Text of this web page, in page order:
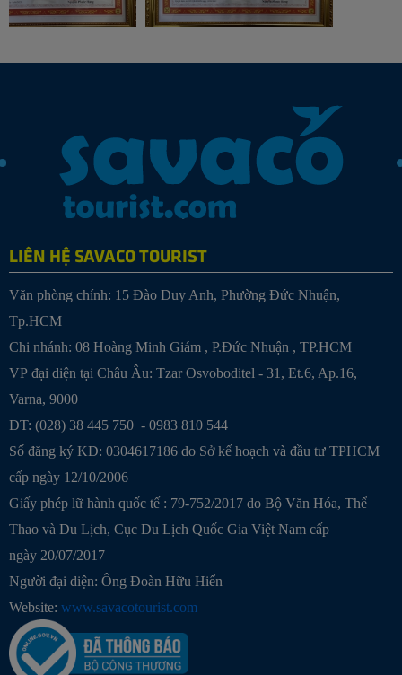
LIÊN HỆ SAVACO TOURIST
Văn phòng chính: 15 Đào Duy Anh, Phường Đức Nhuận,
Tp.HCM
Chi nhánh: 08 Hoàng Minh Giám , P.Đức Nhuận , TP.HCM
VP đại diện tại Châu Âu: Tzar Osvoboditel - 31, Et.6, Ap.16,
Varna, 9000
ĐT: (028) 38 445 750 - 0983 810 544
Số đăng ký KD: 0304617186 do Sở kế hoạch và đầu tư TPHCM
cấp ngày 12/10/2006
Giấy phép lữ hành quốc tế : 79-752/2017 do Bộ Văn Hóa, Thể
Thao và Du Lịch, Cục Du Lịch Quốc Gia Việt Nam cấp
ngày 20/07/2017
Người đại diện: Ông Đoàn Hữu Hiển
Website: www.savacotourist.com